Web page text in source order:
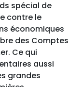
spécial de
contre le
économiques
des Comptes
Ce qui
aussi
grandes